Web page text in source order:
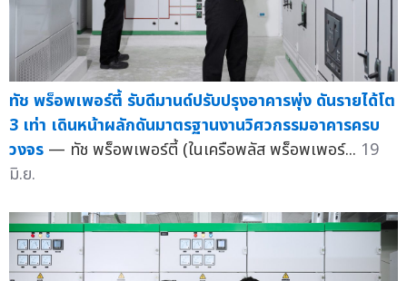
ทัช พร็อพเพอร์ตี้ รับดีมานด์ปรับปรุงอาคารพุ่ง ดันรายได้โต
3 เท่า เดินหน้าผลักดันมาตรฐานงานวิศวกรรมอาคารครบ
วงจร — ทัช พร็อพเพอร์ตี้ (ในเครือพลัส พร็อพเพอร์... 19
มิ.ย.